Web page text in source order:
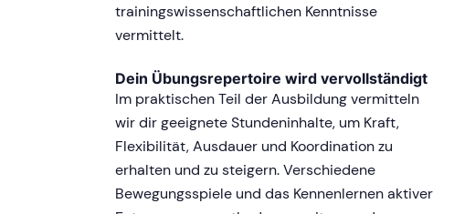
trainingswissenschaftlichen Kenntnisse
vermittelt.
Dein Übungsrepertoire wird vervollständigt
Im praktischen Teil der Ausbildung vermitteln
wir dir geeignete Stundeninhalte, um Kraft,
Flexibilität, Ausdauer und Koordination zu
erhalten und zu steigern. Verschiedene
Bewegungsspiele und das Kennenlernen aktiver